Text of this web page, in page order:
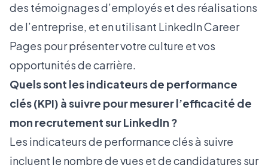
des témoignages d’employés et des réalisations
de l’entreprise, et en utilisant LinkedIn Career
Pages pour présenter votre culture et vos
opportunités de carrière.
Quels sont les indicateurs de performance
clés (KPI) à suivre pour mesurer l’efficacité de
mon recrutement sur LinkedIn ?
Les indicateurs de performance clés à suivre
incluent le nombre de vues et de candidatures sur